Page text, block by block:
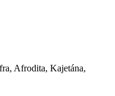
Afrodita, Kajetána,